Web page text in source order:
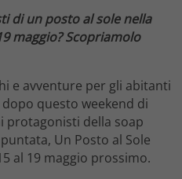
di un posto al sole nella
maggio? Scopriamolo
e avventure per gli abitanti
questo weekend di
protagonisti della soap
Un Posto al Sole
al 19 maggio prossimo.